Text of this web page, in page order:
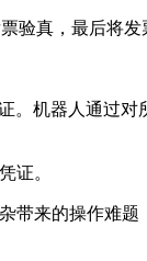
真，最后将发
机器人通过
证。
来的操作难题